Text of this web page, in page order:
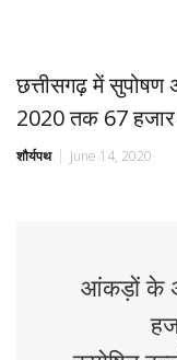
छत्तीसगढ़ में सुपोषण
2020 तक 67
शौर्यपथ June 14, 2020
आंकड़ों के